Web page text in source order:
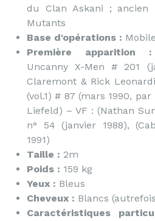
du Clan Askani ; ancien
Mutants
Base d'opérations : Mobile
Première
Uncanny X-Men # 201
Claremont & Rick
(vol.1) # 87 (mars 1990,
Liefeld) – VF : (Nathan
n° 54 (janvier 1988),
1991)
Taille : 2m
Poids : 159 kg
Yeux : Bleus
Cheveux : Blancs
Caractéristiques